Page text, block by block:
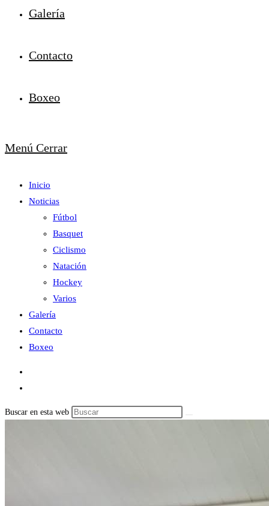
Galería
Contacto
Boxeo
Menú Cerrar
Inicio
Noticias
Fútbol
Basquet
Ciclismo
Natación
Hockey
Varios
Galería
Contacto
Boxeo
Buscar en esta web